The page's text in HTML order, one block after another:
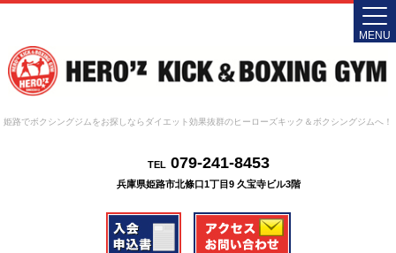
姫路でボクシングジムをお探しならダイエット効果抜群のヒーローズキック＆ボクシングジムへ！
TEL079-241-8453
兵庫県姫路市北條口1丁目9 久宝寺ビル3階
MENU